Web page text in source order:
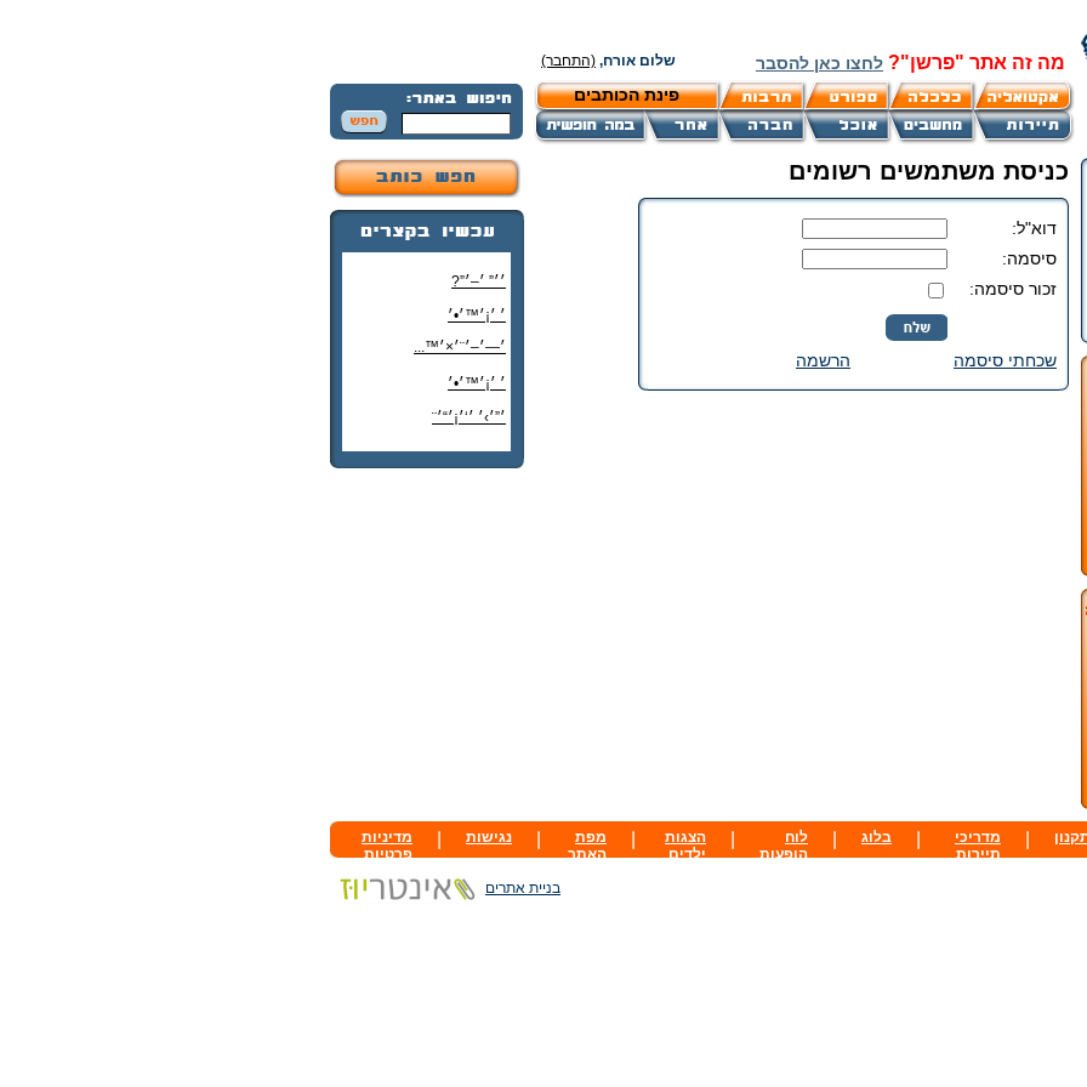
מה זה אתר "פרשן"? לחצו כאן להסבר שלום אורח, (התחבר)
פינת הכותבים
כניסת משתמשים רשומים
דוא"ל:
סיסמה:
זכור סיסמה:
שכחתי סיסמה הרשמה
׳׳” ׳–׳”?
׳ ׳¡׳™׳•׳
׳—׳–׳¨׳×׳™...
׳ ׳¡׳™׳•׳
׳”׳›׳ ׳‘׳¡׳“׳¨
מדריכי
תיירות
בלוג
לוח
הופעות
הצגות
ילדים
מפת
האתר
נגישות
מדיניות
פרטיות
בניית אתרים